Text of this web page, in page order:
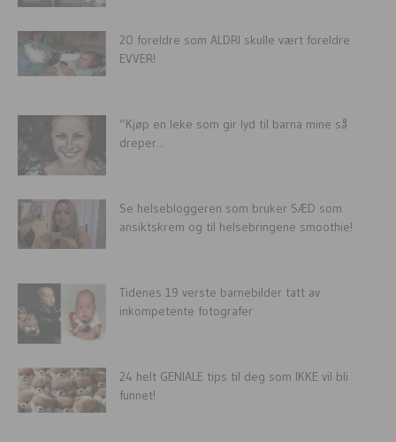
20 foreldre som ALDRI skulle vært foreldre
EVVER!
“Kjøp en leke som gir lyd til barna mine så
dreper...
Se helsebloggeren som bruker SÆD som
ansiktskrem og til helsebringene smoothie!
Tidenes 19 verste barnebilder tatt av
inkompetente fotografer
24 helt GENIALE tips til deg som IKKE vil bli
funnet!